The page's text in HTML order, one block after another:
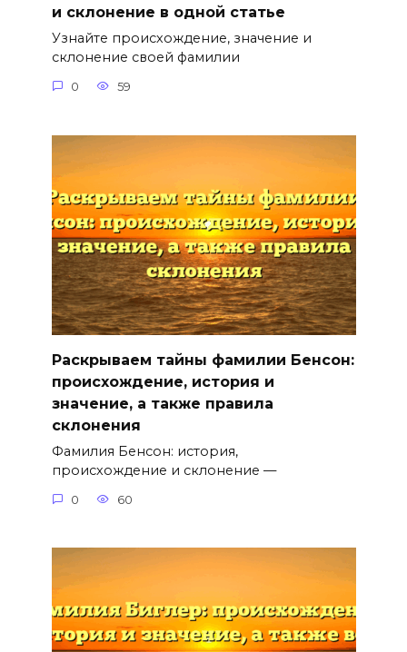
и склонение в одной статье
Узнайте происхождение, значение и
склонение своей фамилии
0 59
Раскрываем тайны фамилии Бенсон:
происхождение, история и
значение, а также правила
склонения
Фамилия Бенсон: история,
происхождение и склонение —
0 60